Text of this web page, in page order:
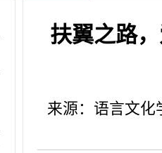
扶翼之路
来源：语言文化